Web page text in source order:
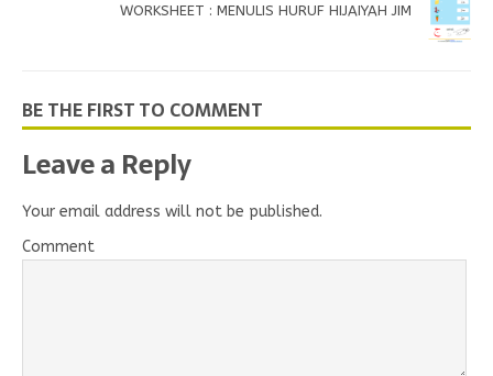
WORKSHEET : MENULIS HURUF HIJAIYAH JIM
BE THE FIRST TO COMMENT
Leave a Reply
Your email address will not be published.
Comment